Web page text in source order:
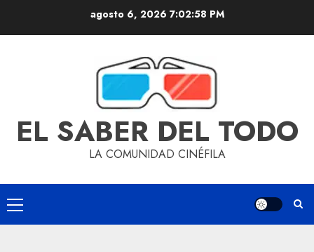
agosto 6, 2026 7:02:59 PM
EL SABER DEL TODO
LA COMUNIDAD CINÉFILA